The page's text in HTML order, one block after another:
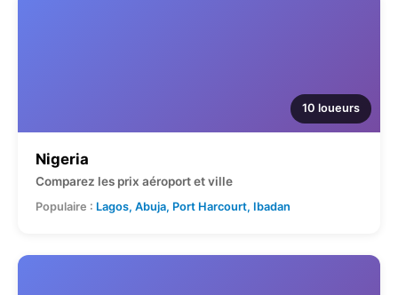
10 loueurs
Nigeria
Comparez les prix aéroport et ville
Populaire : Lagos, Abuja, Port Harcourt, Ibadan